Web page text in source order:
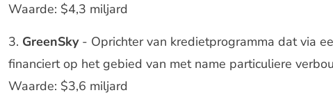
Waarde: $4,3 miljard
GreenSky- Oprichter van kredietprogramma dat via
financiert op het gebied van met name particuliere
Waarde: $3,6 miljard